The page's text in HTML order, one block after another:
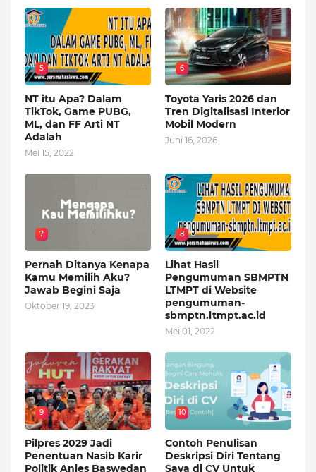
5
NT itu Apa? Dalam
TikTok, Game PUBG,
ML, dan FF Arti NT
Adalah
Mei 15, 2022
6
Toyota Yaris 2026 dan
Tren Digitalisasi Interior
Mobil Modern
Juni 16, 2026
7
Pernah Ditanya Kenapa
Kamu Memilih Aku?
Jawab Begini Saja
Oktober 19, 2023
8
Lihat Hasil
Pengumuman SBMPTN
LTMPT di Website
pengumuman-
sbmptn.ltmpt.ac.id
Mei 01, 2022
9
Pilpres 2029 Jadi
Penentuan Nasib Karir
Politik Anies Baswedan
10
Contoh Penulisan
Deskripsi Diri Tentang
Saya di CV Untuk